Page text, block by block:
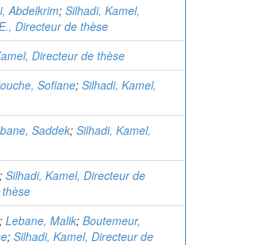
Abdelkrim; Silhadi, Kamel,
Directeur de thèse
Directeur de thèse
Sofiane; Silhadi, Kamel,
Saddek; Silhadi, Kamel,
; Silhadi, Kamel, Directeur de
; Lebane, Malik; Boutemeur,
; Silhadi, Kamel, Directeur de